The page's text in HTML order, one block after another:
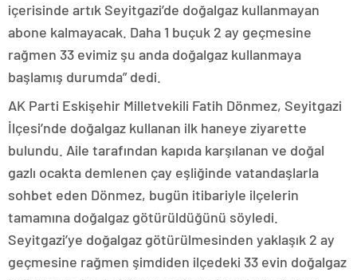
içerisinde artık Seyitgazi’de doğalgaz kullanmayan
abone kalmayacak. Daha 1 buçuk 2 ay geçmesine
rağmen 33 evimiz şu anda doğalgaz kullanmaya
başlamış durumda” dedi.
AK Parti Eskişehir Milletvekili Fatih Dönmez, Seyitgazi
İlçesi’nde doğalgaz kullanan ilk haneye ziyarette
bulundu. Aile tarafından kapıda karşılanan ve doğal
gazlı ocakta demlenen çay eşliğinde vatandaşlarla
sohbet eden Dönmez, bugün itibariyle ilçelerin
tamamına doğalgaz götürüldüğünü söyledi.
Seyitgazi’ye doğalgaz götürülmesinden yaklaşık 2 ay
geçmesine rağmen şimdiden ilçedeki 33 evin doğalgaz